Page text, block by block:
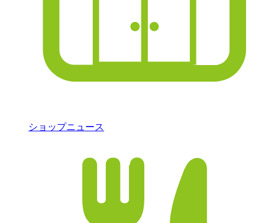
ショップニュース